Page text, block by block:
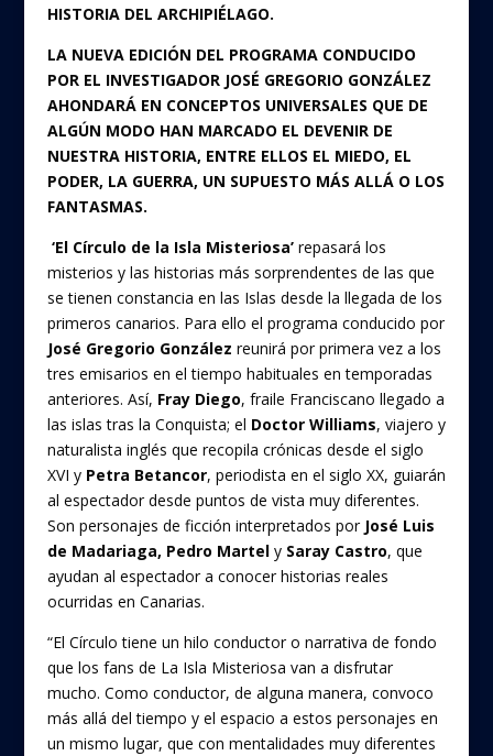
HISTORIA DEL ARCHIPIÉLAGO.
LA NUEVA EDICIÓN DEL PROGRAMA CONDUCIDO
POR EL INVESTIGADOR JOSÉ GREGORIO GONZÁLEZ
AHONDARÁ EN CONCEPTOS UNIVERSALES QUE DE
ALGÚN MODO HAN MARCADO EL DEVENIR DE
NUESTRA HISTORIA, ENTRE ELLOS EL MIEDO, EL
PODER, LA GUERRA, UN SUPUESTO MÁS ALLÁ O LOS
FANTASMAS.
‘El Círculo de la Isla Misteriosa’repasará los
misterios y las historias más sorprendentes de las que
se tienen constancia en las Islas desde la llegada de los
primeros canarios. Para ello el programa conducido por
José Gregorio González reunirá por primera vez a los
tres emisarios en el tiempo habituales en temporadas
anteriores. Así, Fray Diego, fraile Franciscano llegado a
las islas tras la Conquista; el Doctor Williams, viajero y
naturalista inglés que recopila crónicas desde el siglo
XVI y Petra Betancor, periodista en el siglo XX, guiarán
al espectador desde puntos de vista muy diferentes.
Son personajes de ficción interpretados por José Luis
de Madariaga, Pedro Martel ySaray Castro, que
ayudan al espectador a conocer historias reales
ocurridas en Canarias.
“El Círculo tiene un hilo conductor o narrativa de fondo
que los fans de La Isla Misteriosa van a disfrutar
mucho. Como conductor, de alguna manera, convoco
más allá del tiempo y el espacio a estos personajes en
un mismo lugar, que con mentalidades muy diferentes